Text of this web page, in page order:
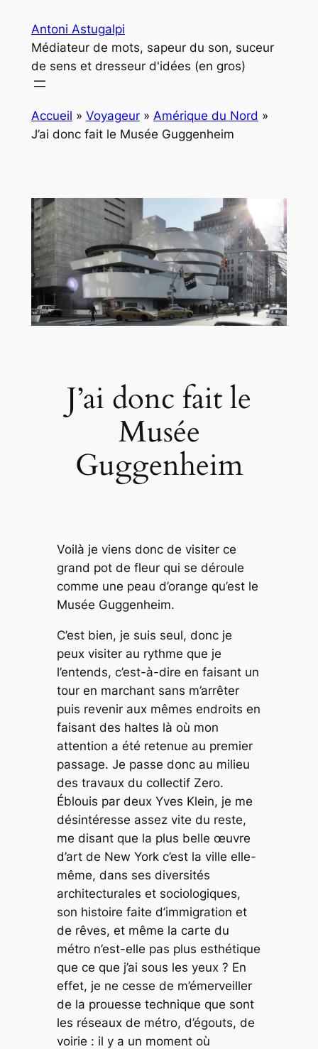
contenu
Antoni Astugalpi
Médiateur de mots, sapeur du son, suceur
de sens et dresseur d'idées (en gros)
Accueil » Voyageur» Amérique du Nord »
J’ai donc fait le Musée Guggenheim
J’ai donc fait le
Musée
Guggenheim
Voilà je viens donc de visiter ce
grand pot de fleur qui se déroule
comme une peau d’orange qu’est le
Musée Guggenheim.
C’est bien, je suis seul, donc je
peux visiter au rythme que je
l’entends, c’est-à-dire en faisant un
tour en marchant sans m’arrêter
puis revenir aux mêmes endroits en
faisant des haltes là où mon
attention a été retenue au premier
passage. Je passe donc au milieu
des travaux du collectif Zero.
Éblouis par deux Yves Klein, je me
désintéresse assez vite du reste,
me disant que la plus belle œuvre
d’art de New York c’est la ville elle-
même, dans ses diversités
architecturales et sociologiques,
son histoire faite d’immigration et
de rêves, et même la carte du
métro n’est-elle pas plus esthétique
que ce que j’ai sous les yeux ? En
effet, je ne cesse de m’émerveiller
de la prouesse technique que sont
les réseaux de métro, d’égouts, de
voirie : il y a un moment où